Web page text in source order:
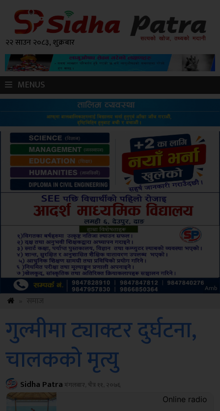
२२ साउन २०८३, शुक्रबार
MENUS
Sdc
गुल्मीमा ट्याक्टर दुर्घटना,
चालकको मृत्यु
Sidha Patraमंगलबार, चैत्र ११, २०७६